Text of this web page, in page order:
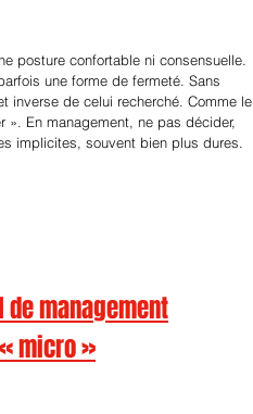
posture confortable ni consensuelle.
une forme de fermeté. Sans
inverse de celui recherché. Comme le
». En management, ne pas décider,
implicites, souvent bien plus dures.
de management
micro »